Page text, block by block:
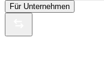
Für Unternehmen